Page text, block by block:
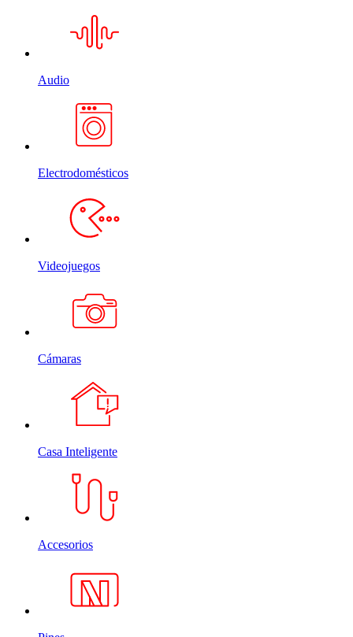
Audio
Electrodomésticos
Videojuegos
Cámaras
Casa Inteligente
Accesorios